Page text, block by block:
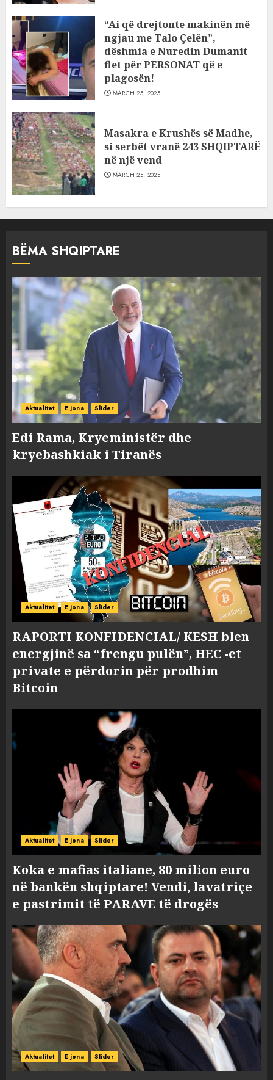
“Ai që drejtonte makinën më
ngjau me Talo Çelën”,
dëshmia e Nuredin Dumanit
flet për PERSONAT që e
plagosën!
MARCH 25, 2025
Masakra e Krushës së Madhe,
si serbët vranë 243 SHQIPTARË
në një vend
MARCH 25, 2025
BËMA SHQIPTARE
Aktualitet E jona Slider
Edi Rama, Kryeministër dhe
kryebashkiak i Tiranës
Aktualitet E jona Slider
RAPORTI KONFIDENCIAL/ KESH blen
energjinë sa “frengu pulën”, HEC -et
private e përdorin për prodhim
Bitcoin
Aktualitet E jona Slider
Koka e mafias italiane, 80 milion euro
në bankën shqiptare! Vendi, lavatriçe
e pastrimit të PARAVE të drogës
Aktualitet E jona Slider